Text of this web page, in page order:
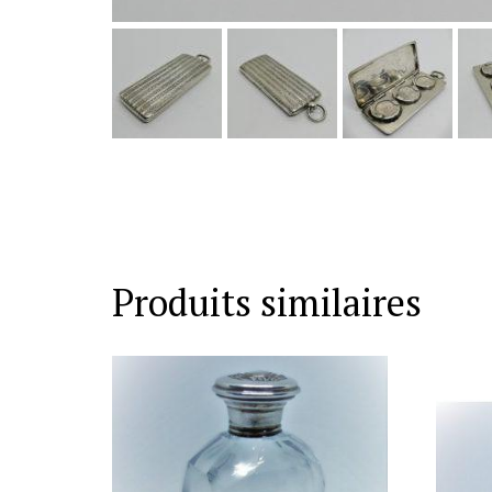
Produits similaires